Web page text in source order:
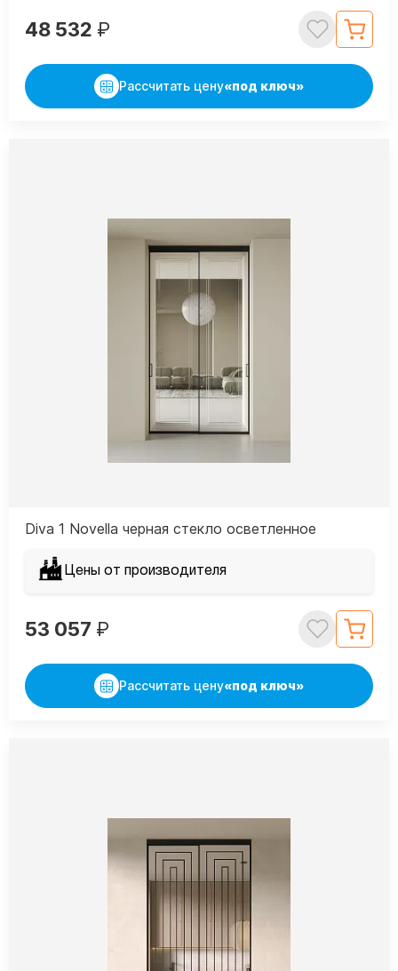
48 532 ₽
Рассчитать цену«под ключ»
Diva 1 Novella черная стекло осветленное
Цены от производителя
53 057 ₽
Рассчитать цену«под ключ»